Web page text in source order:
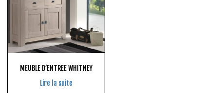
MEUBLE D’ENTREE WHITNEY
Lire la suite